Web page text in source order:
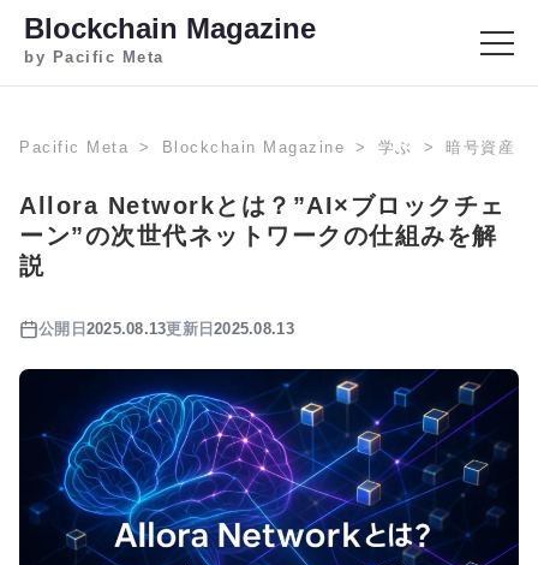
Blockchain Magazine
by Pacific Meta
Pacific Meta Blockchain Magazine 学ぶ 暗号資産
Allora Networkとは？”AI×ブロックチェ
ーン”の次世代ネットワークの仕組みを解
説
公開日 2025.08.13更新日2025.08.13